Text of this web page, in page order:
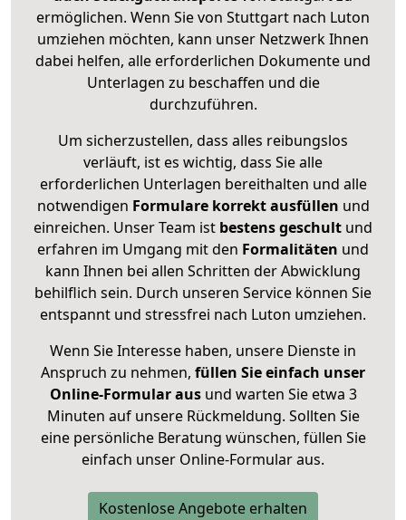
ermöglichen. Wenn Sie von Stuttgart nach Luton
umziehen möchten, kann unser Netzwerk Ihnen
dabei helfen, alle erforderlichen Dokumente und
Unterlagen zu beschaffen und die
durchzuführen.
Um sicherzustellen, dass alles reibungslos
verläuft, ist es wichtig, dass Sie alle
erforderlichen Unterlagen bereithalten und alle
notwendigen Formulare korrekt ausfüllen und
einreichen. Unser Team ist bestens geschult und
erfahren im Umgang mit den Formalitäten und
kann Ihnen bei allen Schritten der Abwicklung
behilflich sein. Durch unseren Service können Sie
entspannt und stressfrei nach Luton umziehen.
Wenn Sie Interesse haben, unsere Dienste in
Anspruch zu nehmen, füllen Sie einfach unser
Online-Formular ausund warten Sie etwa 3
Minuten auf unsere Rückmeldung. Sollten Sie
eine persönliche Beratung wünschen, füllen Sie
einfach unser Online-Formular aus.
Kostenlose Angebote erhalten